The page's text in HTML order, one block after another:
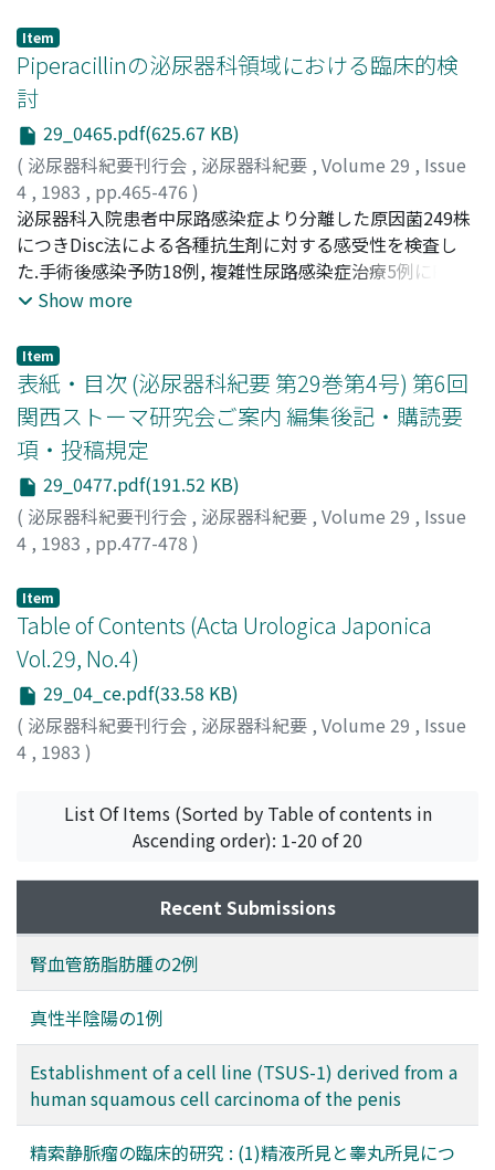
removed the testis-like portion of the left gonad was
resected, and the ovary-like portion in the left gonad
was biopsied. Both gonads were confirmed to be
ovotestis histologically.
intravenous drip infusion, for 5 to 10 days. The overall
clinical effectiveness rate, based on the UTI efficacy
evaluation, was 92% for complicated urinary tract
infection and 100% for acute simple pyelonephritis.
Among 18 strains isolated, 14 strains were eradicated
and 4 strains were replaced. The bacteriological efficacy
was 100%. No adverse reaction was noted. Cefmetazole
was suggested to be a useful antibiotic for the
treatment of urinary tract infections.
Item
Piperacillinの泌尿器科領域における臨床的検
討
29_0465.pdf(625.67 KB)
( 泌尿器科紀要刊行会 , 泌尿器科紀要 , Volume 29 , Issue
4 , 1983 , pp.465-476 )
林田, 重昭;北島, 敬一;城甲, 啓治; Hayashida, Shigeaki;
Kitajima, Keiichi;Joko, Keiji
泌尿器科入院患者中尿路感染症より分離した原因菌249株
につきDisc法による各種抗生剤に対する感受性を検査し
た.手術後感染予防18例, 複雑性尿路感染症治療5例にPIPC
を使用した.1)入院時の分離菌はStreptococcus sp.,
aeruginosa, Klebsiellasp.もいくらか認めた.手術後と長期
入院群ではPseudomonas aeruginosa, NF-GNB,
Streptococcus sp.が多かった.2) PIPCに対する感受性はE.
coli, Proteus sp., Streptococcus sp., Pseudomonas
aeruginosaが80%以上, NF-GNBも50%以上であった.3)泌
尿器科手術感染予防目的でPIPCを使用し, 18症例中著効14
例, 有効4例であった.4)複雑性尿路感染症5例にPIPCを使用
した.UTI薬効評価基準では有効2例, 無効3例であったが細
菌学的効果は全例に認めた.5) PIPCは泌尿器科手術後の感
染予防に非常に適した抗生剤で, 複雑性尿路感染症の治療
にも充分有用である.副作用の面でも従来のペニシリン系
抗生剤と同様比較的安全に使用できる
Show more
Item
表紙・目次 (泌尿器科紀要 第29巻第4号) 第6回
関西ストーマ研究会ご案内 編集後記・購読要
項・投稿規定
29_0477.pdf(191.52 KB)
( 泌尿器科紀要刊行会 , 泌尿器科紀要 , Volume 29 , Issue
4 , 1983 , pp.477-478 )
Item
Table of Contents (Acta Urologica Japonica
Vol.29, No.4)
29_04_ce.pdf(33.58 KB)
( 泌尿器科紀要刊行会 , 泌尿器科紀要 , Volume 29 , Issue
4 , 1983 )
List Of Items (Sorted by Table of contents in
Ascending order): 1-20 of 20
Recent Submissions
腎血管筋脂肪腫の2例
真性半陰陽の1例
Establishment of a cell line (TSUS-1) derived from a
human squamous cell carcinoma of the penis
精索静脈瘤の臨床的研究 : (1)精液所見と睾丸所見につ